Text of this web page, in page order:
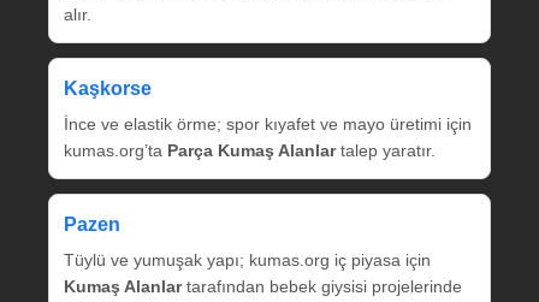
alır.
Kaşkorse
İnce ve elastik örme; spor kıyafet ve mayo üretimi için
kumas.org’ta Parça Kumaş Alanlartalep yaratır.
Pazen
Tüylü ve yumuşak yapı; kumas.org iç piyasa için
Kumaş Alanlartarafından bebek giysisi projelerinde